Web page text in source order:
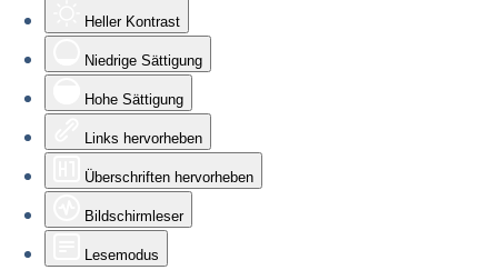
Heller Kontrast
Niedrige Sättigung
Hohe Sättigung
Links hervorheben
Überschriften hervorheben
Bildschirmleser
Lesemodus